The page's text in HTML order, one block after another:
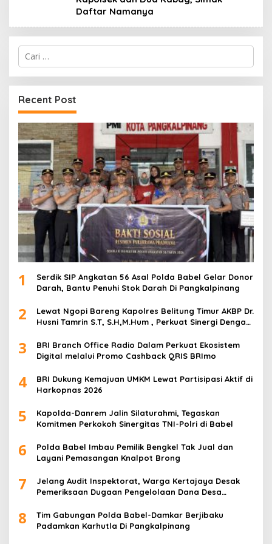
Daftar Namanya
Cari
untuk:
Recent Post
1
Serdik SIP Angkatan 56 Asal Polda Babel Gelar Donor
Darah, Bantu Penuhi Stok Darah Di Pangkalpinang
2
Lewat Ngopi Bareng Kapolres Belitung Timur AKBP Dr.
Husni Tamrin S.T, S.H,M.Hum , Perkuat Sinergi Dengan
3
BRI Branch Office Radio Dalam Perkuat Ekosistem
Digital melalui Promo Cashback QRIS BRImo
4
BRI Dukung Kemajuan UMKM Lewat Partisipasi Aktif di
Harkopnas 2026
5
Kapolda-Danrem Jalin Silaturahmi, Tegaskan
Komitmen Perkokoh Sinergitas TNI-Polri di Babel
6
Polda Babel Imbau Pemilik Bengkel Tak Jual dan
Layani Pemasangan Knalpot Brong
7
Jelang Audit Inspektorat, Warga Kertajaya Desak
Pemeriksaan Dugaan Pengelolaan Dana Desa
8
Tim Gabungan Polda Babel-Damkar Berjibaku
Padamkan Karhutla Di Pangkalpinang